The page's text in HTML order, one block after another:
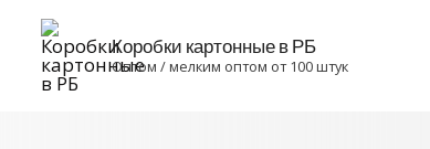
Коробки картонные в РБ
Оптом / мелким оптом от 100 штук